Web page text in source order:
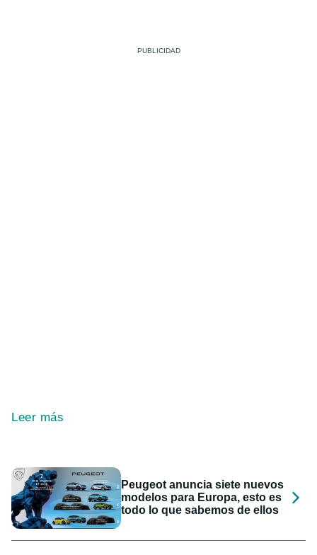
Leer más
Peugeot anuncia siete nuevos
modelos para Europa, esto es
todo lo que sabemos de ellos